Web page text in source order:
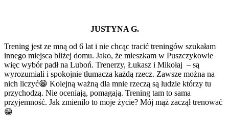
JUSTYNA G.
Trening jest ze mną od 6 lat i nie chcąc tracić treningów szukałam
innego miejsca bliżej domu. Jako, że mieszkam w Puszczykowie
więc wybór padł na Luboń. Trenerzy, Łukasz i Mikołaj – są
wyrozumiali i spokojnie tłumacza każdą rzecz. Zawsze można na
nich liczyć😁 Kolejną ważną dla mnie rzeczą są ludzie którzy tu
przychodzą. Nie oceniają, pomagają. Trening tam to sama
przyjemność. Jak zmieniło to moje życie? Mój mąż zaczął trenować
😁